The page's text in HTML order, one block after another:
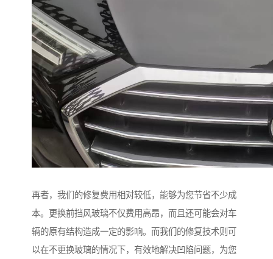
再者，我们的修复费用相对较低，能够为您节省不少成
本。更换前挡风玻璃不仅费用高昂，而且还可能会对车
辆的原有结构造成一定的影响。而我们的修复技术则可
以在不更换玻璃的情况下，有效地解决凹陷问题，为您